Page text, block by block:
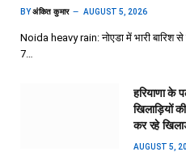
BYअंकित कुमार AUGUST 5, 2026
Noida heavy rain: नोएडा में भारी बारिश
7…
हरियाणा के
खिलाड़ियों
कर रहे
AUGUST 5,